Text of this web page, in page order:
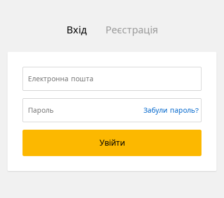
Вхід Реєстрація
Забули пароль?
Увійти